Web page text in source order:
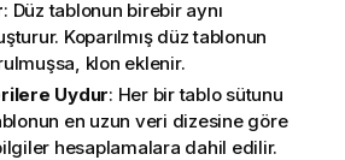
: Düz tablonun birebir aynı
Koparılmış düz tablonun
klon eklenir.
Uydur: Her bir tablo sütunu
en uzun veri dizesine göre
hesaplamalara dahil edilir.